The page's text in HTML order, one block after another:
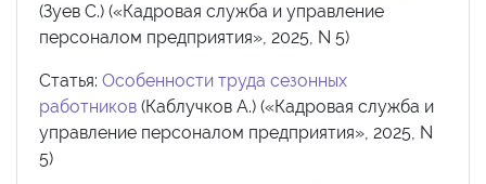
(Зуев С.) («Кадровая служба и управление
персоналом предприятия», 2025, N 5)
Статья: Особенности труда сезонных
работников (Каблучков А.) («Кадровая служба и
управление персоналом предприятия», 2025, N
5)